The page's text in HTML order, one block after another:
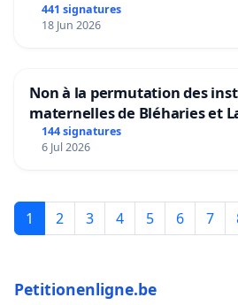
441 signatures
18 Jun 2026
Non à la permutation des
maternelles de Bléharies et
Préservons la stabilité de nos
144 signatures
6 Jul 2026
1 2 3 4 5 6 7
Petitionenligne.be